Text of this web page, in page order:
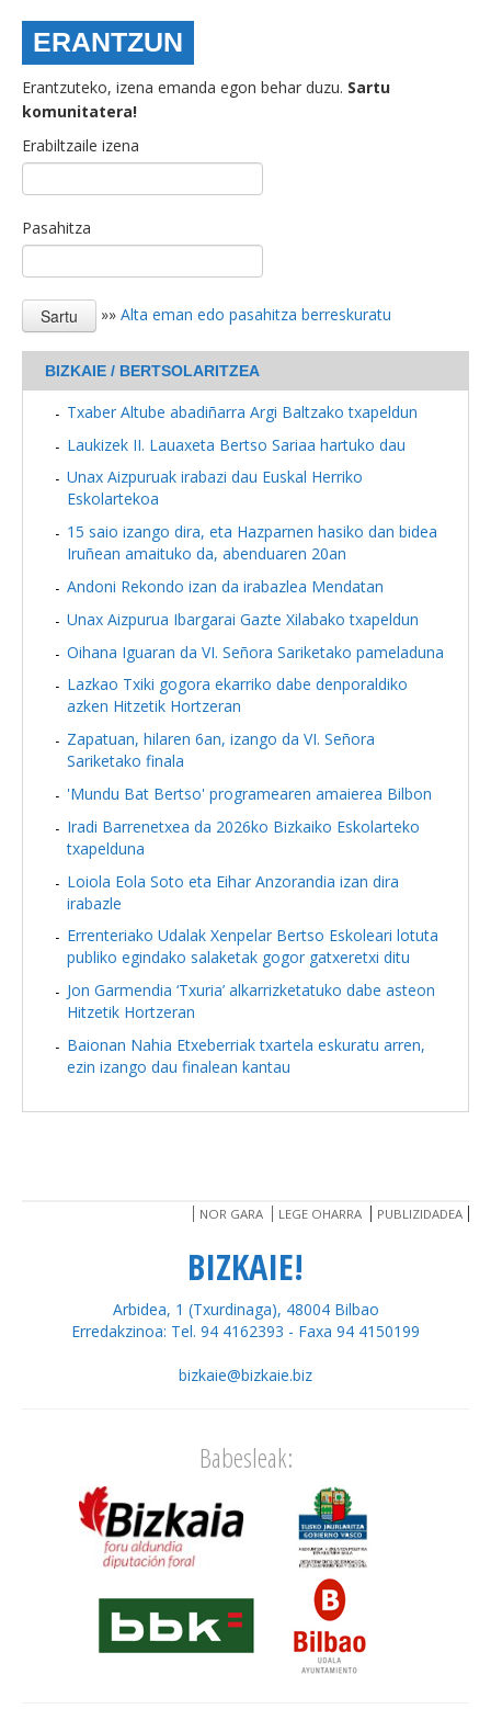
ERANTZUN
Erantzuteko, izena emanda egon behar duzu. Sartu
komunitatera!
Erabiltzaile izena
Pasahitza
»» Alta eman edo pasahitza berreskuratu
BIZKAIE / BERTSOLARITZEA
Txaber Altube abadiñarra Argi Baltzako txapeldun
Laukizek II. Lauaxeta Bertso Sariaa hartuko dau
Unax Aizpuruak irabazi dau Euskal Herriko
Eskolartekoa
15 saio izango dira, eta Hazparnen hasiko dan bidea
Iruñean amaituko da, abenduaren 20an
Andoni Rekondo izan da irabazlea Mendatan
Unax Aizpurua Ibargarai Gazte Xilabako txapeldun
Oihana Iguaran da VI. Señora Sariketako pameladuna
Lazkao Txiki gogora ekarriko dabe denporaldiko
azken Hitzetik Hortzeran
Zapatuan, hilaren 6an, izango da VI. Señora
Sariketako finala
'Mundu Bat Bertso' programearen amaierea Bilbon
Iradi Barrenetxea da 2026ko Bizkaiko Eskolarteko
txapelduna
Loiola Eola Soto eta Eihar Anzorandia izan dira
irabazle
Errenteriako Udalak Xenpelar Bertso Eskoleari lotuta
publiko egindako salaketak gogor gatxeretxi ditu
Jon Garmendia ‘Txuria’ alkarrizketatuko dabe asteon
Hitzetik Hortzeran
Baionan Nahia Etxeberriak txartela eskuratu arren,
ezin izango dau finalean kantau
NOR GARA LEGE OHARRA PUBLIZIDADEA
BIZKAIE!
Arbidea, 1 (Txurdinaga), 48004 Bilbao
Erredakzinoa: Tel. 94 4162393 - Faxa 94 4150199
bizkaie@bizkaie.biz
Babesleak: